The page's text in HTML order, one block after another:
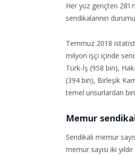
Her yüz gençten
sendikalarının
Temmuz 2018
milyon işçi içinde
Türk-İş (958 bin),
(394 bin), Birleşik
temel unsurlardan
Memur
Sendikalı memur
memur sayısı iki